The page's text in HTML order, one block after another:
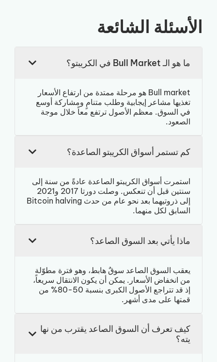
الأسئلة الشائعة
ما هو الـ Bull Market في الكريبتو؟
Bull market هو مرحلة ممتدة من ارتفاع الأسعار
تغذيها مشاعر إيجابية وطلب متنامٍ ومشاركة أوسع
في السوق. معظم الأصول ترتفع معاً خلال موجة
الصعود.
كم تستمر أسواق الكريبتو الصاعدة؟
استمرت أسواق الكريبتو الصاعدة عادةً من سنة إلى
سنتين قبل أن تنعكس. وصلت دورتا 2017 و2021
إلى ذروتيهما بعد نحو عام من حدث Bitcoin halving
السابق لكل منهما.
ماذا يأتي بعد السوق الصاعد؟
يعقب السوق الصاعد سوقٌ هابط، وهو فترة مطوّلة
من انخفاض الأسعار. يمكن أن يكون الانتقال سريعاً،
إذ قد تتراجع الأصول الكبرى بنسبة 50-80% من
قمتها على مدى أشهر.
كيف تعرف أن السوق الصاعد يقترب من نها
يته؟